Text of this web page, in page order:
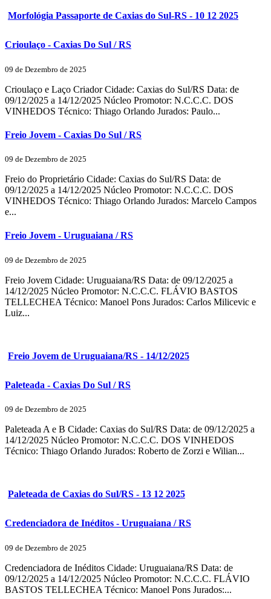
Morfológia Passaporte de Caxias do Sul-RS - 10 12 2025
Crioulaço - Caxias Do Sul / RS
09 de Dezembro de 2025
Crioulaço e Laço Criador Cidade: Caxias do Sul/RS Data: de
09/12/2025 a 14/12/2025 Núcleo Promotor: N.C.C.C. DOS
VINHEDOS Técnico: Thiago Orlando Jurados: Paulo...
Freio Jovem - Caxias Do Sul / RS
09 de Dezembro de 2025
Freio do Proprietário Cidade: Caxias do Sul/RS Data: de
09/12/2025 a 14/12/2025 Núcleo Promotor: N.C.C.C. DOS
VINHEDOS Técnico: Thiago Orlando Jurados: Marcelo Campos
e...
Freio Jovem - Uruguaiana / RS
09 de Dezembro de 2025
Freio Jovem Cidade: Uruguaiana/RS Data: de 09/12/2025 a
14/12/2025 Núcleo Promotor: N.C.C.C. FLÁVIO BASTOS
TELLECHEA Técnico: Manoel Pons Jurados: Carlos Milicevic e
Luiz...
Freio Jovem de Uruguaiana/RS - 14/12/2025
Paleteada - Caxias Do Sul / RS
09 de Dezembro de 2025
Paleteada A e B Cidade: Caxias do Sul/RS Data: de 09/12/2025 a
14/12/2025 Núcleo Promotor: N.C.C.C. DOS VINHEDOS
Técnico: Thiago Orlando Jurados: Roberto de Zorzi e Wilian...
Paleteada de Caxias do Sul/RS - 13 12 2025
Credenciadora de Inéditos - Uruguaiana / RS
09 de Dezembro de 2025
Credenciadora de Inéditos Cidade: Uruguaiana/RS Data: de
09/12/2025 a 14/12/2025 Núcleo Promotor: N.C.C.C. FLÁVIO
BASTOS TELLECHEA Técnico: Manoel Pons Jurados:...